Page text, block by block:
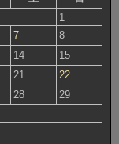
1
7
8
14
15
21
22
28
29